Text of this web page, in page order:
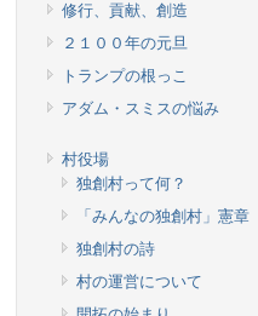
修行、貢献、創造
２１００年の元旦
トランプの根っこ
アダム・スミスの悩み
村役場
独創村って何？
「みんなの独創村」憲章
独創村の詩
村の運営について